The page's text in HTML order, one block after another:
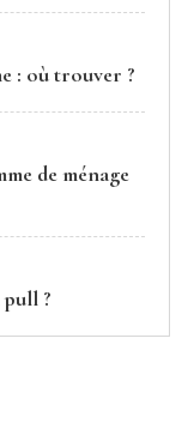
: où trouver ?
de ménage
?